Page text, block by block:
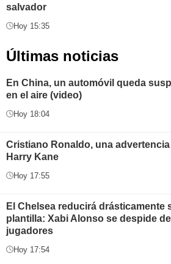
salvador
Hoy 15:35
Últimas noticias
En China, un automóvil queda
en el aire (video)
Hoy 18:04
Cristiano Ronaldo, una
Harry Kane
Hoy 17:55
El Chelsea reducirá drásticamente
plantilla: Xabi Alonso se despide
jugadores
Hoy 17:54